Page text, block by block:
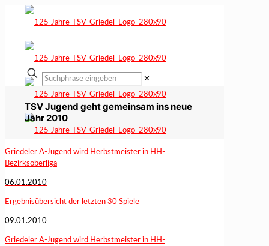
✕
TSV Jugend geht gemeinsam ins neue
Jahr 2010
Griedeler A-Jugend wird Herbstmeister in HH-
Bezirksoberliga
06.01.2010
Ergebnisübersicht der letzten 30 Spiele
09.01.2010
Griedeler A-Jugend wird Herbstmeister in HH-